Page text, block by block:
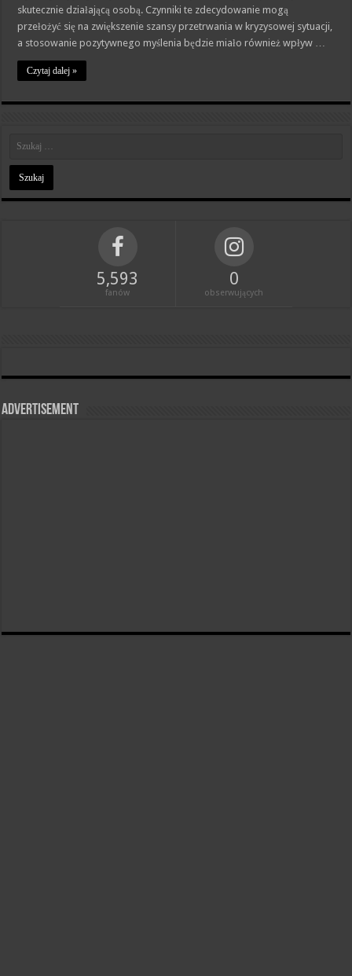
skutecznie działającą osobą. Czynniki te zdecydowanie mogą
przełożyć się na zwiększenie szansy przetrwania w kryzysowej sytuacji,
a stosowanie pozytywnego myślenia będzie miało również wpływ …
Czytaj dalej »
5,593
fanów
0
obserwujących
Advertisement